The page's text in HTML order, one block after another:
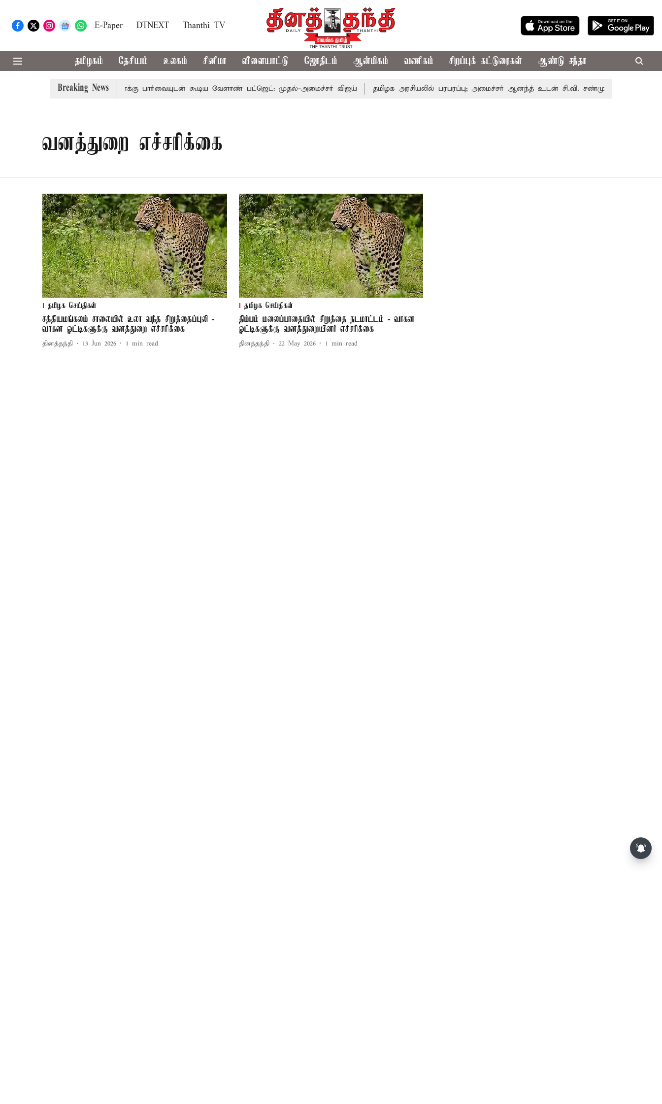
E-Paper DTNEXT Thanthi TV
தமிழகம் தேசியம் உலகம் சினிமா விளையாட்டு ஜோதிடம் ஆன்மிகம் வணிகம் சிறப்புக் கட்டுரைகள் ஆண்டு சந்தா
Breaking News
பிடிவாராண்ட் தொலைநோக்கு பார்வையுடன் கூடிய வேளாண் பட்ஜெட்: முதல்-அமைச்சர் விஜய் தமிழக அரசியலில் பரபரப்பு; அமைச்சர் ஆனந்த் உடன் சி.வி. சண்முகம், வேலுமணி
வனத்துறை எச்சரிக்கை
தமிழக செய்திகள்
சத்தியமங்கலம் சாலையில் உலா வந்த சிறுத்தைப்புலி -
வாகன ஓட்டிகளுக்கு வனத்துறை எச்சரிக்கை
தினத்தந்தி 13 Jun 2026 1 min read
தமிழக செய்திகள்
திம்பம் மலைப்பாதையில் சிறுத்தை நடமாட்டம் - வாகன
ஓட்டிகளுக்கு வனத்துறையினர் எச்சரிக்கை
தினத்தந்தி 22 May 2026 1 min read